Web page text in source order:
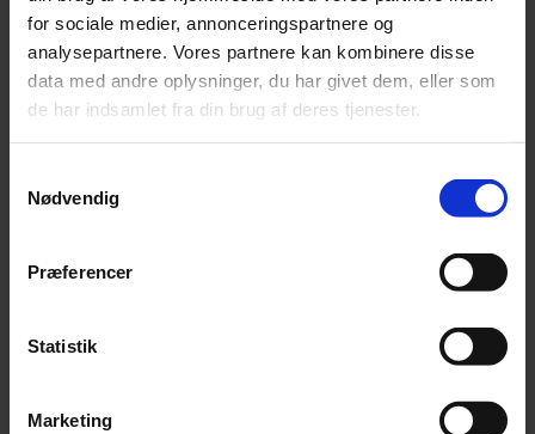
for sociale medier, annonceringspartnere og
analysepartnere. Vores partnere kan kombinere disse
data med andre oplysninger, du har givet dem, eller som
de har indsamlet fra din brug af deres tjenester.
Nødvendig
Præferencer
Statistik
Marketing
Vetbed - str. small 60 x 75 cm
Pris: kr.85,00